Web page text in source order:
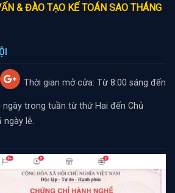
& ĐÀO TẠO KẾ TOÁN SAO THÁNG
Thời gian mở cửa: Từ 8:00 sáng đến
ngày trong tuần từ thứ Hai đến Chủ
ngày lễ.